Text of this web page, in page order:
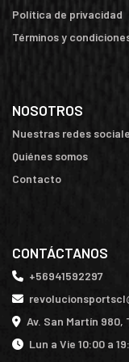
Política de privacidad
Términos y
NOSOTROS
Nuestras redes
Quiénes somos
Contacto
CONTÁCTANOS
+56941592297
Av. San Martín 980,
Lun a Vie 10:00 a